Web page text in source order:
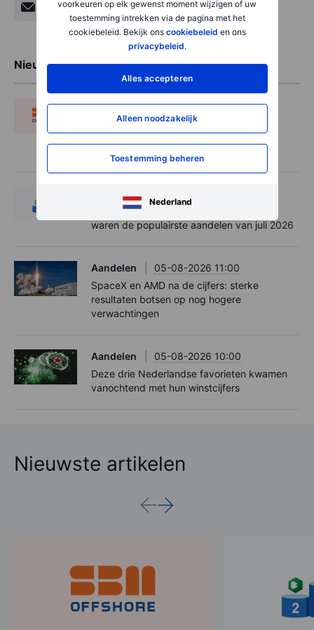
voorkeuren op elk gewenst moment wijzigen of uw
toestemming intrekken via de pagina met het
cookiebeleid. Bekijk ons cookiebeleid en ons
privacybeleid.
Alles accepteren
Alleen noodzakelijk
Toestemming beheren
Nederland
Nieuwste artikelen
Aandelen
06-08-2026 11:00
StockWatch: ''Wéér outlook- én
koersdoelverhoging: SBM Offshore is
Chippers op podium na wilde maand: dit
waren de populairste aandelen van juli 2026
Aandelen
05-08-2026 11:00
SpaceX en AMD na de cijfers: sterke
resultaten botsen op nog hogere
verwachtingen
Aandelen
05-08-2026 10:00
Deze drie Nederlandse favorieten kwamen
vanochtend met hun winstcijfers
Nieuwste artikelen